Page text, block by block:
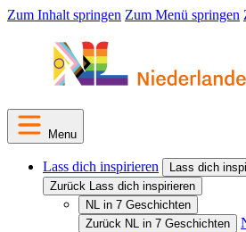
Zum Inhalt springen Zum Menü springen
Menu
Lass dich inspirieren
Lass dich
Zurück Lass dich inspirieren
NL in 7 Geschichten
Zurück NL in 7 Geschichten